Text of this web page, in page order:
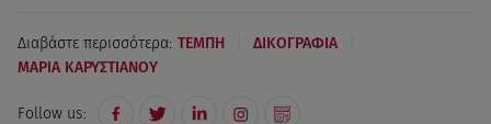
Διαβάστε περισσότερα: ΤΕΜΠΗ ΔΙΚΟΓΡΑΦΙΑ
ΜΑΡΙΑ ΚΑΡΥΣΤΙΑΝΟΥ
Follow us: